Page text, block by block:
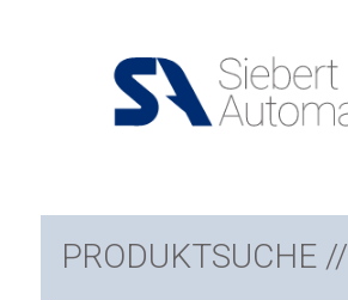
PRODUKTSUCHE //